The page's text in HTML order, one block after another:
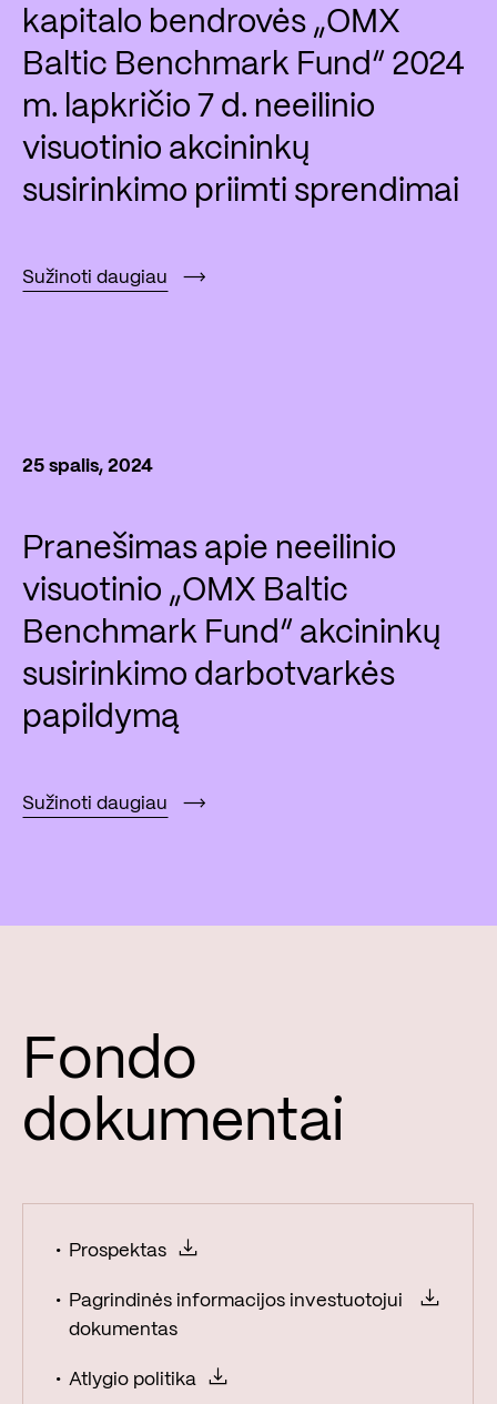
kapitalo bendrovės „OMX
Baltic Benchmark Fund“ 2024
m. lapkričio 7 d. neeilinio
visuotinio akcininkų
susirinkimo priimti sprendimai
Sužinoti daugiau
25 spalis, 2024
Pranešimas apie neeilinio
visuotinio „OMX Baltic
Benchmark Fund“ akcininkų
susirinkimo darbotvarkės
papildymą
Sužinoti daugiau
Fondo
dokumentai
Prospektas
Pagrindinės informacijos investuotojui
dokumentas
Atlygio politika